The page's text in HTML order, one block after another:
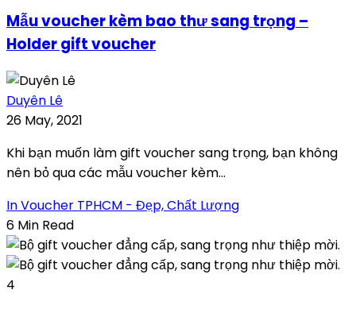
Mẫu voucher kèm bao thư sang trọng –
Holder gift voucher
Duyên Lê
26 May, 2021
Khi bạn muốn làm gift voucher sang trọng, bạn không
nên bỏ qua các mẫu voucher kèm...
In Voucher TPHCM - Đẹp, Chất Lượng
6 Min Read
4